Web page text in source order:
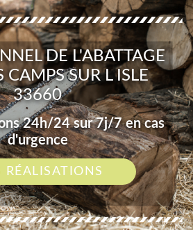
DE L'ABATTAGE
CAMPS SUR L ISLE
33660
24h/24 sur 7j/7 en cas
d'urgence
RÉALISATIONS